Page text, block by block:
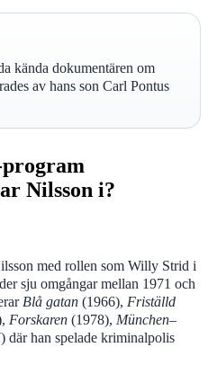
kända dokumentären om
av hans son Carl Pontus
Nilsson i?
med rollen som Willy Strid i
sju omgångar mellan 1971 och
Blå gatan (1966), Friställd
Forskaren (1978), München–
där han spelade kriminalpolis